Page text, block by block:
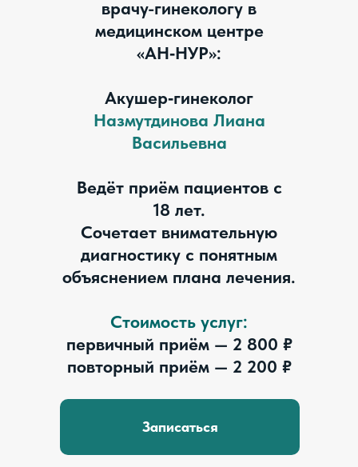
врачу-гинекологу в
медицинском центре
«АН‑НУР»:
Акушер‑гинеколог
Назмутдинова Лиана
Васильевна
Ведёт приём пациентов с
18 лет.
Сочетает внимательную
диагностику с понятным
объяснением плана лечения.
Стоимость услуг:
первичный приём — 2 800 ₽
повторный приём — 2 200 ₽
Записаться